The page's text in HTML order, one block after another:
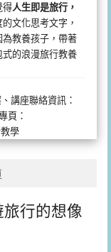
得人生即是旅行，
的文化思考文字，
教養孩子，帶著
的浪漫旅行教養
講座聯絡資訊：
頁：
學
行的想像